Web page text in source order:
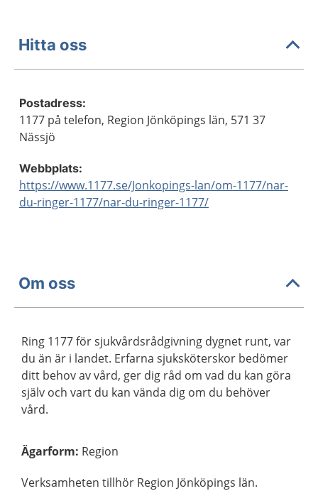
Hitta oss
Postadress:
1177 på telefon, Region Jönköpings län, 571 37
Nässjö
Webbplats:
https://www.1177.se/Jonkopings-lan/om-1177/nar-
du-ringer-1177/nar-du-ringer-1177/
Om oss
Ring 1177 för sjukvårdsrådgivning dygnet runt, var
du än är i landet. Erfarna sjuksköterskor bedömer
ditt behov av vård, ger dig råd om vad du kan göra
själv och vart du kan vända dig om du behöver
vård.
Ägarform: Region
Verksamheten tillhör Region Jönköpings län.